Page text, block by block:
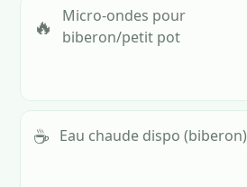
🔥
Micro-ondes pour
biberon/petit pot
☕ Eau chaude dispo (biberon)